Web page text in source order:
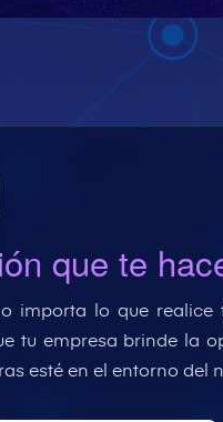
que te
importa lo que realice
tu empresa brinde la
esté en el entorno del